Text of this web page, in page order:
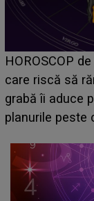
Emanuel a
acum! În fața
face o
sa: "I-am spus